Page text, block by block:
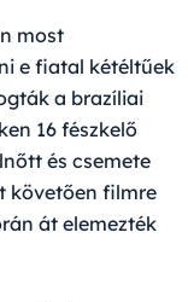
most
e fiatal kétéltűek
a brazíliai
16 fészkelő
és csemete
követően filmre
át elemezték